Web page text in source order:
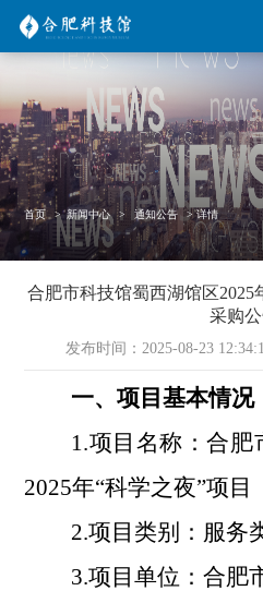
首页 > 新闻中心 > 通知公告 >详情
合肥市科技馆蜀西湖馆区2025
采购
发布时间：2025-08-23
一、项目基本情况
1.项目名称：合
2025年“科学之夜”项目
2.项目类别： 服务
3.项目单位：合肥